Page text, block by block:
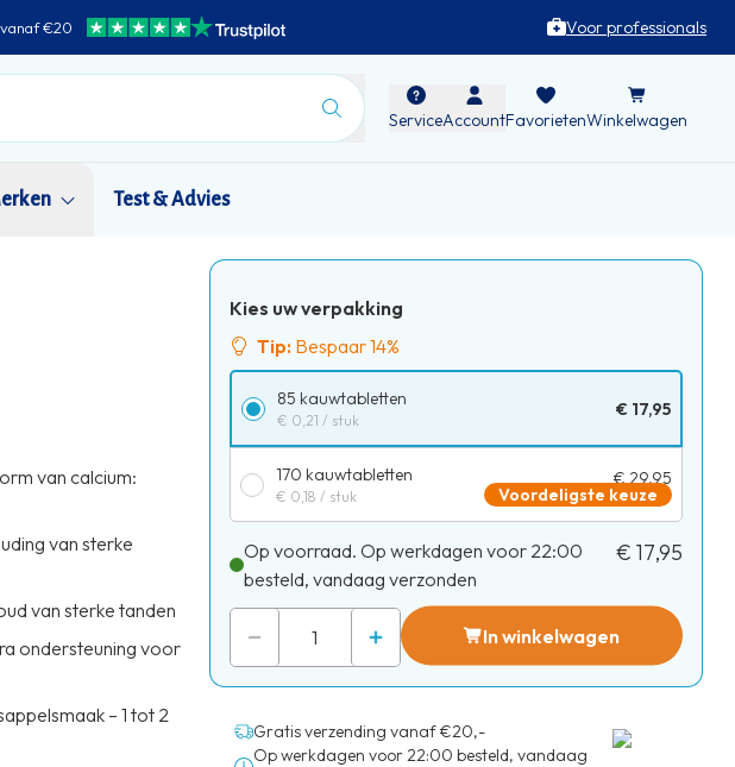
€20 Voor professionals
ServiceAccountFavorietenWinkelwagen
Test & Advies
van calcium:
van sterke
van sterke tanden
ondersteuning voor
– 1 tot 2
Kies uw verpakking
Tip:Bespaar 14%
85 kauwtabletten
€ 0,21 / stuk
€ 17,95
170 kauwtabletten
€ 0,18 / stuk
€ 29,95
Voordeligste keuze
Op voorraad. Op werkdagen voor 22:00
besteld, vandaag verzonden
€ 17,95
In winkelwagen
Gratis verzending vanaf €20,-
Op werkdagen voor 22:00 besteld, vandaag